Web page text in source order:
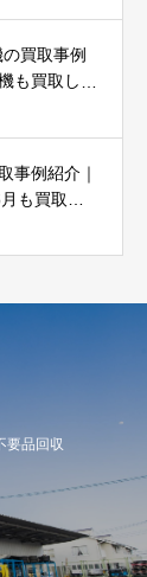
買取事例
も買取しま
事例紹介｜
も買取強
要品回収